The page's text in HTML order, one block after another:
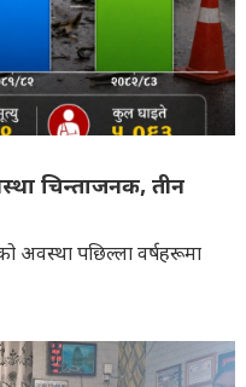
चिन्ताजनक, तीन
अवस्था पछिल्ला वर्षहरूमा